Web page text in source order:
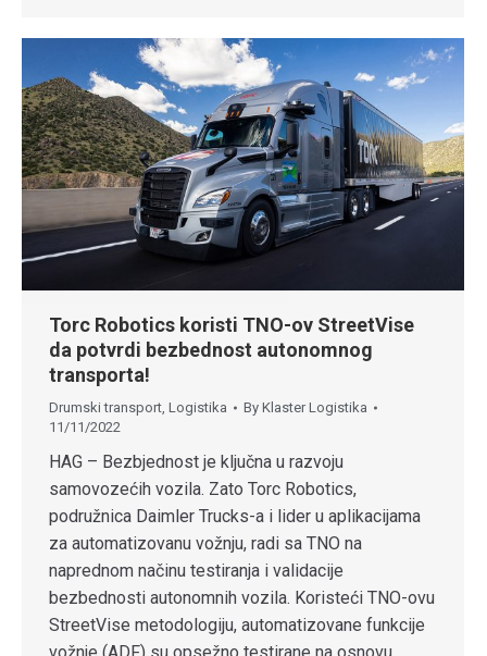
Torc Robotics koristi TNO-ov StreetVise
da potvrdi bezbednost autonomnog
transporta!
Drumski transport Logistika By Klaster Logistika
11/11/2022
HAG – Bezbjednost je ključna u razvoju
samovozećih vozila. Zato Torc Robotics,
podružnica Daimler Trucks-a i lider u aplikacijama
za automatizovanu vožnju, radi sa TNO na
naprednom načinu testiranja i validacije
bezbednosti autonomnih vozila. Koristeći TNO-ovu
StreetVise metodologiju, automatizovane funkcije